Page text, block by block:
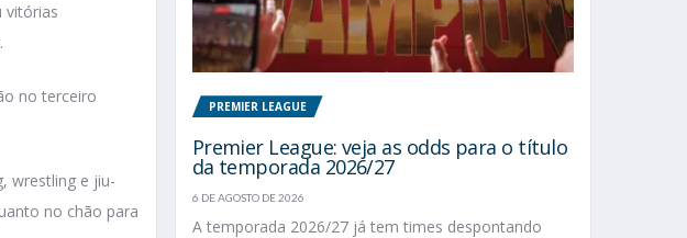
vitórias
no terceiro
wrestling e jiu-
no chão para
PREMIER LEAGUE
Premier League: veja as odds para o título
da temporada 2026/27
6 DE AGOSTO DE 2026
A temporada 2026/27 já tem times despontando